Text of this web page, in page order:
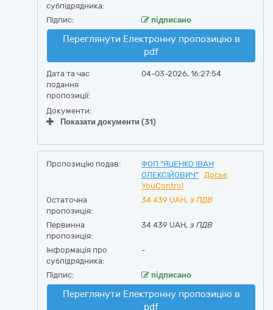
субпідрядника:
Підпис: підписано
Переглянути Електронну пропозицію в
pdf
Дата та час
подання
пропозиції:
04-03-2026, 16:27:54
Документи:
Показати документи (31)
Пропозицію подав:
ФОП "ЯЦЕНКО ІВАН
ОЛЕКСІЙОВИЧ"
Досьє
YouControl
Остаточна
пропозиція:
34 439 UAH, з ПДВ
Первинна
пропозиція:
34 439 UAH, з ПДВ
Інформація про
субпідрядника:
-
Підпис: підписано
Переглянути Електронну пропозицію в
pdf